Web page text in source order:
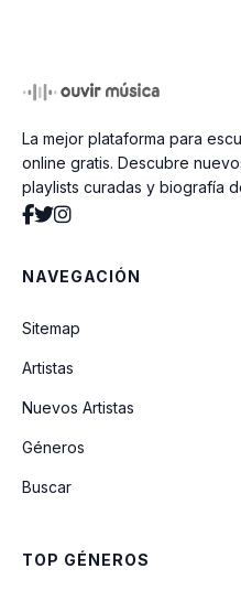
Spank Thru
La mejor plataforma para
online gratis. Descubre
playlists curadas y biografía
NAVEGACIÓN
Sitemap
Artistas
Nuevos Artistas
Géneros
Buscar
TOP GÉNEROS